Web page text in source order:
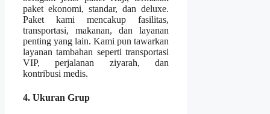
paket ekonomi, standar, dan deluxe.
Paket kami mencakup fasilitas,
transportasi, makanan, dan layanan
penting yang lain. Kami pun tawarkan
layanan tambahan seperti transportasi
VIP, perjalanan ziyarah, dan
kontribusi medis.
4. Ukuran Grup